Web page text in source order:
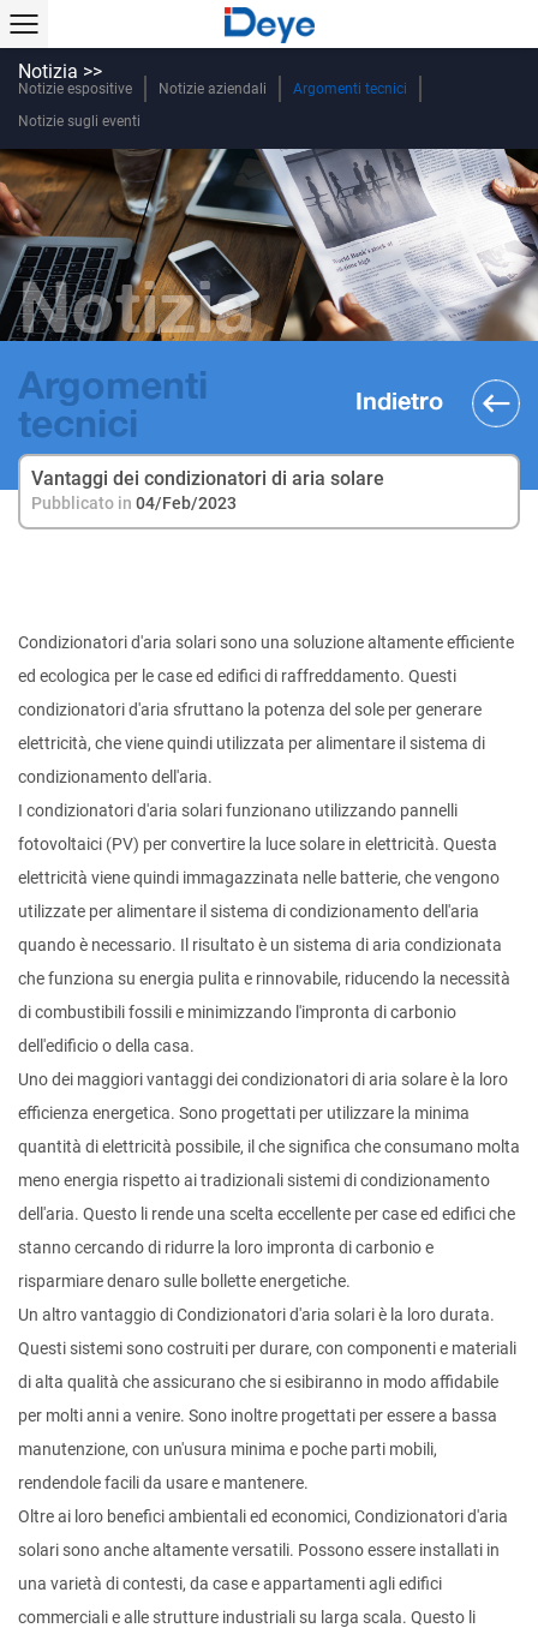
Notizia >>
Notizie espositive Notizie aziendali
Argomenti tecnici
Notizie sugli eventi
Notizia
Argomenti
tecnici
Indietro
Vantaggi dei condizionatori di aria solare
Pubblicato in 04/Feb/2023
Condizionatori d'aria solari sono una soluzione altamente efficiente
ed ecologica per le case ed edifici di raffreddamento. Questi
condizionatori d'aria sfruttano la potenza del sole per generare
elettricità, che viene quindi utilizzata per alimentare il sistema di
condizionamento dell'aria.
I condizionatori d'aria solari funzionano utilizzando pannelli
fotovoltaici (PV) per convertire la luce solare in elettricità. Questa
elettricità viene quindi immagazzinata nelle batterie, che vengono
utilizzate per alimentare il sistema di condizionamento dell'aria
quando è necessario. Il risultato è un sistema di aria condizionata
che funziona su energia pulita e rinnovabile, riducendo la necessità
di combustibili fossili e minimizzando l'impronta di carbonio
dell'edificio o della casa.
Uno dei maggiori vantaggi dei condizionatori di aria solare è la loro
efficienza energetica. Sono progettati per utilizzare la minima
quantità di elettricità possibile, il che significa che consumano molta
meno energia rispetto ai tradizionali sistemi di condizionamento
dell'aria. Questo li rende una scelta eccellente per case ed edifici che
stanno cercando di ridurre la loro impronta di carbonio e
risparmiare denaro sulle bollette energetiche.
Un altro vantaggio diCondizionatori d'aria solariè la loro durata.
Questi sistemi sono costruiti per durare, con componenti e materiali
di alta qualità che assicurano che si esibiranno in modo affidabile
per molti anni a venire. Sono inoltre progettati per essere a bassa
manutenzione, con un'usura minima e poche parti mobili,
rendendole facili da usare e mantenere.
Oltre ai loro benefici ambientali ed economici, Condizionatori d'aria
solari sono anche altamente versatili. Possono essere installati in
una varietà di contesti, da case e appartamenti agli edifici
commerciali e alle strutture industriali su larga scala. Questo li